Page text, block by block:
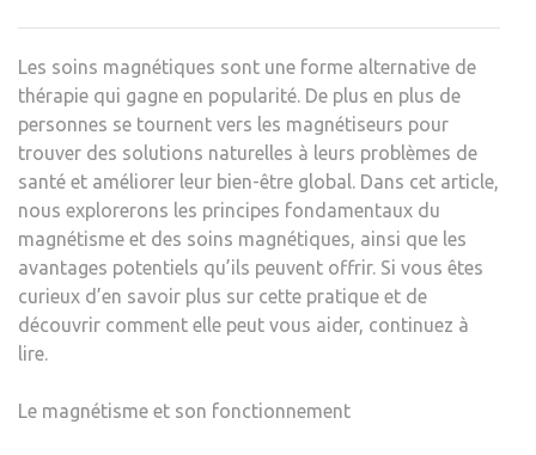
Les soins magnétiques sont une forme alternative de
thérapie qui gagne en popularité. De plus en plus de
personnes se tournent vers les magnétiseurs pour
trouver des solutions naturelles à leurs problèmes de
santé et améliorer leur bien-être global. Dans cet article,
nous explorerons les principes fondamentaux du
magnétisme et des soins magnétiques, ainsi que les
avantages potentiels qu’ils peuvent offrir. Si vous êtes
curieux d’en savoir plus sur cette pratique et de
découvrir comment elle peut vous aider, continuez à
lire.
Le magnétisme et son fonctionnement